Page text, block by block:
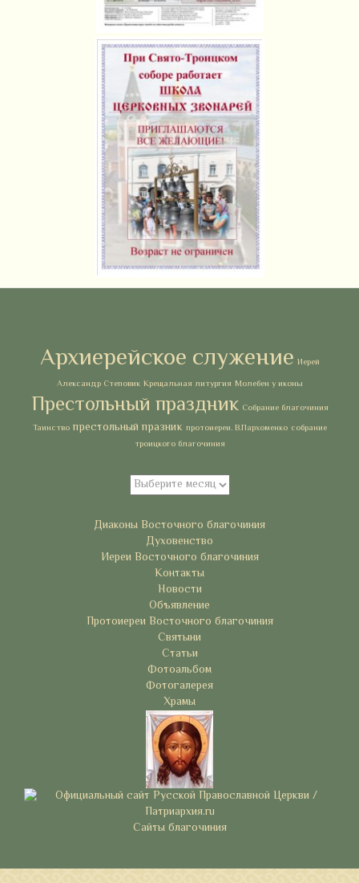
Архиерейское служение Иерей
Александр Степовик Крещальная литургия Молебен у иконы
Престольный праздник Собрание благочиния
Таинство престольный празник протоиереи. В.Пархоменко собрание
троицкого благочиния
Архивы
Диаконы Восточного благочиния
Духовенство
Иереи Восточного благочиния
Контакты
Новости
Объявление
Протоиереи Восточного благочиния
Святыни
Статьи
Фотоальбом
Фотогалерея
Храмы
Сайты благочиния